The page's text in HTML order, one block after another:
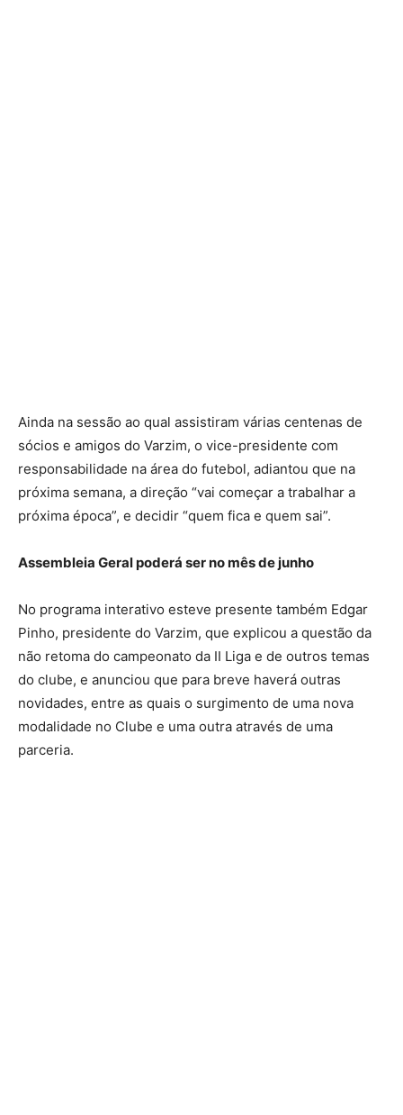
Ainda na sessão ao qual assistiram várias centenas de
sócios e amigos do Varzim, o vice-presidente com
responsabilidade na área do futebol, adiantou que na
próxima semana, a direção “vai começar a trabalhar a
próxima época”, e decidir “quem fica e quem sai”.
Assembleia Geral poderá ser no mês de junho
No programa interativo esteve presente também Edgar
Pinho, presidente do Varzim, que explicou a questão da
não retoma do campeonato da II Liga e de outros temas
do clube, e anunciou que para breve haverá outras
novidades, entre as quais o surgimento de uma nova
modalidade no Clube e uma outra através de uma
parceria.